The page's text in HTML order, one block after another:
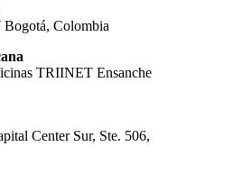
Colombia
TRIINET Ensanche
Center Sur, Ste. 506,